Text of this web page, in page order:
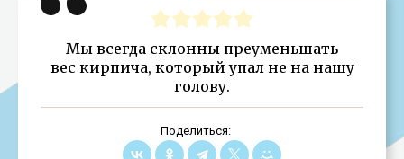
Мы всегда склонны преуменьшать
вес кирпича, который упал не на нашу
голову.
Поделиться: